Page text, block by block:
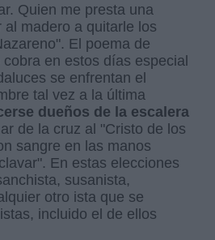
Quien me presta una
al madero a quitarle los
El poema de
cobra en estos días especial
se enfrentan el
tal vez a la última
dueños de la escalera
de la cruz al "Cristo de los
sangre en las manos
En estas elecciones
susanista,
otro ista que se
incluido el de ellos